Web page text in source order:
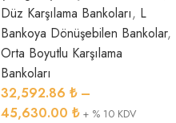
Düz Karşılama Bankoları, L
Bankoya Dönüşebilen Bankolar,
Orta Boyutlu Karşılama
Bankoları
32,592.86 ₺ –
45,630.00 ₺ + % 10 KDV